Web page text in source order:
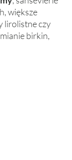
większe
lirolistne czy
birkin,